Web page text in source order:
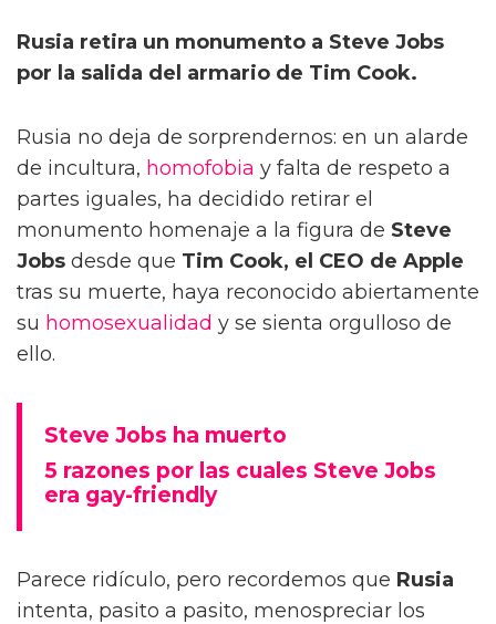
Rusia retira un monumento a Steve Jobs
por la salida del armario de Tim Cook.
Rusia no deja de sorprendernos: en un alarde
de incultura, homofobia y falta de respeto a
partes iguales, ha decidido retirar el
monumento homenaje a la figura de Steve
Jobs desde que Tim Cook, el CEO de Apple
tras su muerte, haya reconocido abiertamente
su homosexualidad y se sienta orgulloso de
ello.
Steve Jobs ha muerto
5 razones por las cuales Steve Jobs
era gay-friendly
Parece ridículo, pero recordemos que Rusia
intenta, pasito a pasito, menospreciar los